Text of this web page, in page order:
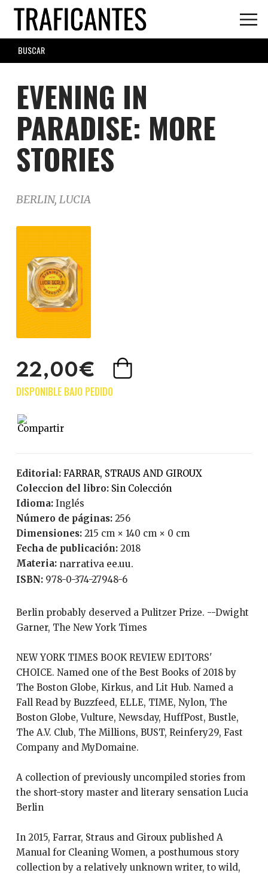
Skip
main
content
SEARCH
FORM
EVENING IN
PARADISE: MORE
STORIES
BERLIN, LUCIA
22,00€
Editorial:
FARRAR, STRAUS AND GIROUX
Coleccion del libro:
Sin Colección
Idioma: Inglés
Número de páginas:
256
Dimensiones: 215 cm × 140 cm × 0 cm
Fecha de publicación:
2018
Materia: narrativa ee.uu.
ISBN: 978-0-374-27948-6
Berlin probably deserved a Pulitzer Prize. --Dwight
Garner, The New York Times
NEW YORK TIMES BOOK REVIEW EDITORS'
CHOICE. Named one of the Best Books of 2018 by
The Boston Globe, Kirkus, and Lit Hub. Named a
Fall Read by Buzzfeed, ELLE, TIME, Nylon, The
Boston Globe, Vulture, Newsday, HuffPost, Bustle,
The A.V. Club, The Millions, BUST, Reinfery29, Fast
Company and MyDomaine.
A collection of previously uncompiled stories from
the short-story master and literary sensation Lucia
Berlin
In 2015, Farrar, Straus and Giroux published A
Manual for Cleaning Women, a posthumous story
collection by a relatively unknown writer, to wild,